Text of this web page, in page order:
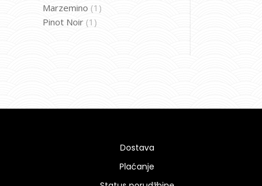
Marzemino (1)
Pinot Noir (1)
Dostava
Plaćanje